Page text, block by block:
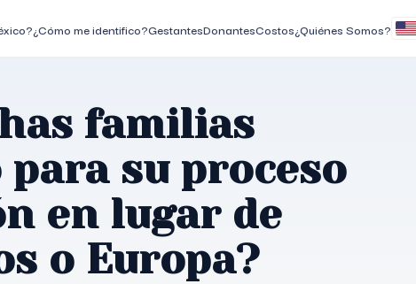
¿Cómo me identifico?GestantesDonantesCostos¿Quiénes Somos?
familias
su proceso
en lugar de
o Europa?